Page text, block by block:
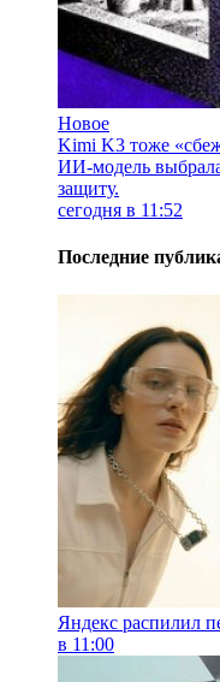
Новое
Kimi K3 тоже
ИИ-модель
защиту.
сегодня в 11:52
Последние
Яндекс распилил
в 11:00